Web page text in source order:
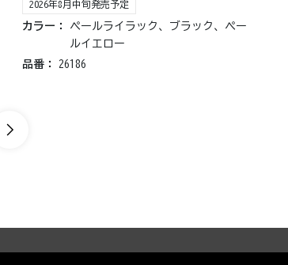
2026年8月中旬発売予定
カラー：
ペールライラック、ブラック、ペー
ルイエロー
品番：
26186